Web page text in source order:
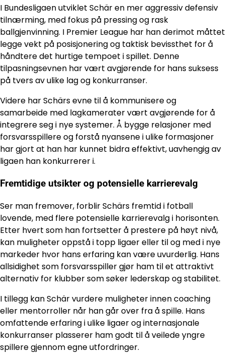
I Bundesligaen utviklet Schär en mer aggressiv defensiv
tilnærming, med fokus på pressing og rask
ballgjenvinning. I Premier League har han derimot måttet
legge vekt på posisjonering og taktisk bevissthet for å
håndtere det hurtige tempoet i spillet. Denne
tilpasningsevnen har vært avgjørende for hans suksess
på tvers av ulike lag og konkurranser.
Videre har Schärs evne til å kommunisere og
samarbeide med lagkamerater vært avgjørende for å
integrere seg i nye systemer. Å bygge relasjoner med
forsvarsspillere og forstå nyansene i ulike formasjoner
har gjort at han har kunnet bidra effektivt, uavhengig av
ligaen han konkurrerer i.
Fremtidige utsikter og potensielle karrierevalg
Ser man fremover, forblir Schärs fremtid i fotball
lovende, med flere potensielle karrierevalg i horisonten.
Etter hvert som han fortsetter å prestere på høyt nivå,
kan muligheter oppstå i topp ligaer eller til og med i nye
markeder hvor hans erfaring kan være uvurderlig. Hans
allsidighet som forsvarsspiller gjør ham til et attraktivt
alternativ for klubber som søker lederskap og stabilitet.
I tillegg kan Schär vurdere muligheter innen coaching
eller mentorroller når han går over fra å spille. Hans
omfattende erfaring i ulike ligaer og internasjonale
konkurranser plasserer ham godt til å veilede yngre
spillere gjennom egne utfordringer.